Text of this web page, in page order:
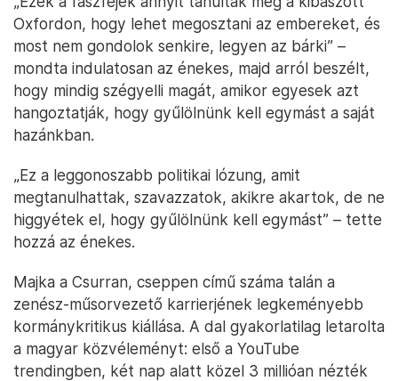
Oxfordon, hogy lehet megosztani az embereket, és
most nem gondolok senkire, legyen az bárki” –
mondta indulatosan az énekes, majd arról beszélt,
hogy mindig szégyelli magát, amikor egyesek azt
hangoztatják, hogy gyűlölnünk kell egymást a saját
hazánkban.
„Ez a leggonoszabb politikai lózung, amit
megtanulhattak, szavazzatok, akikre akartok, de ne
higgyétek el, hogy gyűlölnünk kell egymást” – tette
hozzá az énekes.
Majka a Csurran, cseppen című száma talán a
zenész-műsorvezető karrierjének legkeményebb
kormánykritikus kiállása. A dal gyakorlatilag letarolta
a magyar közvéleményt: első a YouTube
trendingben, két nap alatt közel 3 millióan nézték